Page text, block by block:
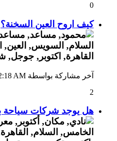
0
كيف اروح العين السخنة؟
آخر مشاركة بواسطة AM
2
هل يوجد شركات سياحة